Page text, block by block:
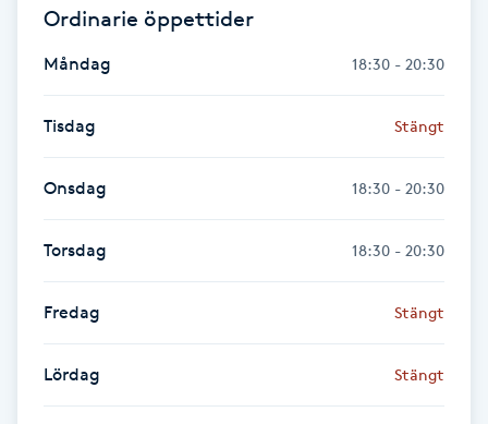
Friskvård
Ordinarie öppettider
Måndag 18:30 - 20:30
Tisdag Stängt
Onsdag 18:30 - 20:30
Torsdag 18:30 - 20:30
Fredag Stängt
Lördag Stängt